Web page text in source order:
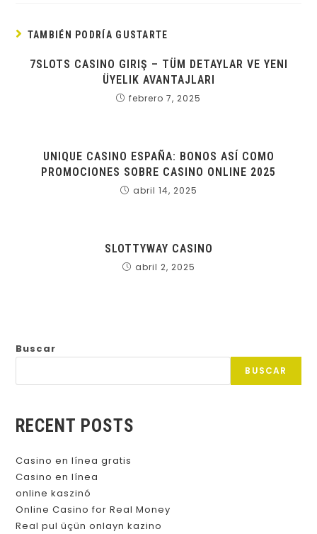
TAMBIÉN PODRÍA GUSTARTE
7SLOTS CASINO GIRIŞ – TÜM DETAYLAR VE YENI
ÜYELIK AVANTAJLARI
febrero 7, 2025
UNIQUE CASINO ESPAÑA: BONOS ASÍ­ COMO
PROMOCIONES SOBRE CASINO ONLINE 2025
abril 14, 2025
SLOTTYWAY CASINO
abril 2, 2025
Buscar
BUSCAR
RECENT POSTS
Casino en línea gratis
Casino en línea
online kaszinó
Online Casino for Real Money
Real pul üçün onlayn kazino